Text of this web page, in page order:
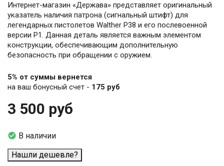
Интернет-магазин «Держава» представляет оригинальный
указатель наличия патрона (сигнальный штифт) для
легендарных пистолетов Walther P38 и его послевоенной
версии P1. Данная деталь является важным элементом
конструкции, обеспечивающим дополнительную
безопасность при обращении с оружием.
5% от суммы вернется
на ваш бонусный счет - 175 руб
3 500 руб
 В наличии
Нашли дешевле?